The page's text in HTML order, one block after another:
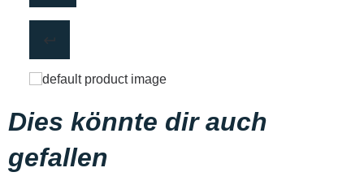
Dies könnte dir auch
gefallen